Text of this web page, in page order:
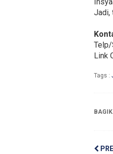
Jadi,
Link
Tags :